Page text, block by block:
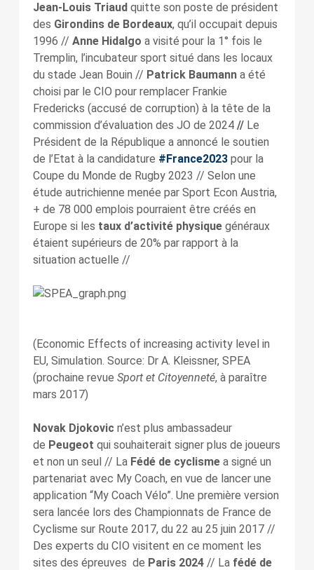
Jean-Louis Triaudquitte son poste de président
des Girondins de Bordeaux, qu’il occupait depuis
1996 // Anne Hidalgo a visité pour la 1° fois le
Tremplin, l’incubateur sport situé dans les locaux
du stade Jean Bouin // Patrick Baumanna été
choisi par le CIO pour remplacer Frankie
Fredericks (accusé de corruption) à la tête de la
commission d’évaluation des JO de 2024 // Le
Président de la République a annoncé le soutien
de l’Etat à la candidature #France2023 pour la
Coupe du Monde de Rugby 2023 // Selon une
étude autrichienne menée par Sport Econ Austria,
+ de 78 000 emplois pourraient être créés en
Europe si les taux d’activité physiquegénéraux
étaient supérieurs de 20% par rapport à la
situation actuelle //
(Economic Effects of increasing activity level in
EU, Simulation. Source: Dr A. Kleissner, SPEA
(prochaine revue Sport et Citoyenneté, à paraître
mars 2017)
Novak Djokovic n’est plus ambassadeur
de Peugeot qui souhaiterait signer plus de joueurs
et non un seul // La Fédé de cyclismea signé un
partenariat avec My Coach, en vue de lancer une
application “My Coach Vélo”. Une première version
sera lancée lors des Championnats de France de
Cyclisme sur Route 2017, du 22 au 25 juin 2017 //
Des experts du CIO visitent en ce moment les
sites des épreuves de Paris 2024// La fédé de